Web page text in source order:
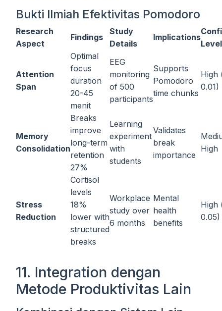
Bukti Ilmiah Efektivitas Pomodoro
Research
Aspect
Findings
Study
Details
Implications
Level
Attention
Span
Optimal
focus
duration
20-45
menit
EEG
monitoring
of 500
participants
Supports
Pomodoro
time chunks
High
0.01)
Memory
Consolidation
Breaks
improve
long-term
retention
27%
Learning
experiment
with
students
Validates
break
importance
High
Stress
Reduction
Cortisol
levels
18%
lower with
structured
breaks
Workplace
study over
6 months
Mental
health
benefits
High
0.05)
11. Integration dengan
Metode Produktivitas Lain